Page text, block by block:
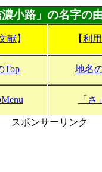
濃小路」の名字の
献】 【利
Top 地名
「
スポンサーリンク